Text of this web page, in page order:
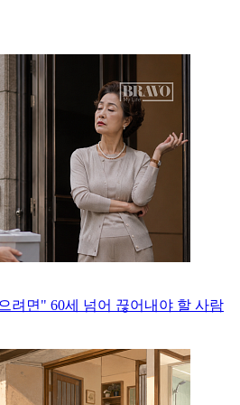
려면" 60세 넘어 끊어내야 할 사람